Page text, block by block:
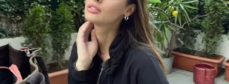
Bingöl
Bitlis
Bolu
Burdur